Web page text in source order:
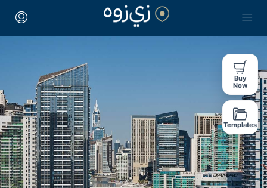
Buy
Now
Templates